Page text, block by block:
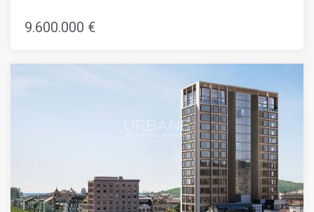
vida exclusivo que estos apartamentos demandan.Como
residente, disfrutarás de una gama de servicios de clase
empresarial como personal.Ubicadas en el prestigioso
Paseo de Gracia, estas residencias también ofrecen un
acceso inigualable a las mejores tiendas de lujo y
restaurantes de renombre de Barcelona. Además, estas
residencias te sumergen a pocos minutos de algunas de las
obras más famosas de Gaudí: la Casa Batlló y la Casa
Milà.Estos apartamentos ofrecen una oportunidad
verdaderamente única de vivir en el corazón de una de las
ciudades más deseables de Europa de la manera más
exclusiva. Posea una parte de lo mejor de Barcelona.
9.600.000 €